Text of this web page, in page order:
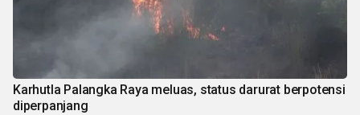
Karhutla Palangka Raya meluas, status darurat berpotensi
diperpanjang